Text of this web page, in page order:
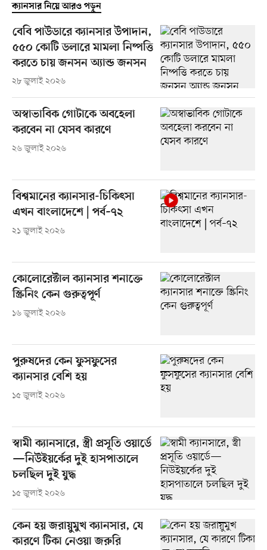
ক্যানসার নিয়ে আরও পড়ুন
বেবি পাউডারে ক্যানসার উপাদান,
৫৫০ কোটি ডলারে মামলা নিষ্পত্তি
করতে চায় জনসন অ্যান্ড জনসন
২৮ জুলাই ২০২৬
অস্বাভাবিক গোটাকে অবহেলা
করবেন না যেসব কারণে
২৬ জুলাই ২০২৬
বিশ্বমানের ক্যানসার-চিকিৎসা
এখন বাংলাদেশে | পর্ব–৭২
২১ জুলাই ২০২৬
কোলোরেক্টাল ক্যানসার শনাক্তে
স্ক্রিনিং কেন গুরুত্বপূর্ণ
১৬ জুলাই ২০২৬
পুরুষদের কেন ফুসফুসের
ক্যানসার বেশি হয়
১৫ জুলাই ২০২৬
স্বামী ক্যানসারে, স্ত্রী প্রসূতি ওয়ার্ডে
—নিউইয়র্কের দুই হাসপাতালে
চলছিল দুই যুদ্ধ
১৫ জুলাই ২০২৬
কেন হয় জরায়ুমুখ ক্যানসার, যে
কারণে টিকা নেওয়া জরুরি